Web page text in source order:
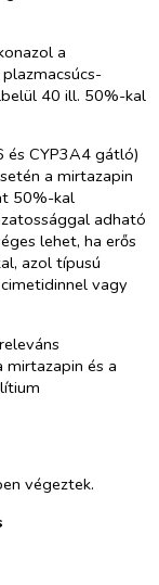
a
40 ill. 50%-kal
és CYP3A4 gátló)
a mirtazapin
50%-kal
adható
lehet, ha erős
azol típusú
vagy
és a
végeztek.